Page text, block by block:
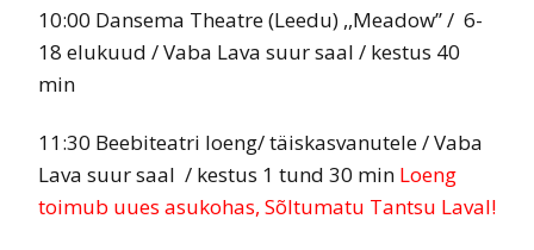
10:00 Dansema Theatre (Leedu) ,,Meadow’’ / 6-
18 elukuud / Vaba Lava suur saal / kestus 40
min
11:30 Beebiteatri loeng/ täiskasvanutele / Vaba
Lava suur saal / kestus 1 tund 30 min Loeng
toimub uues asukohas, Sõltumatu Tantsu Laval!